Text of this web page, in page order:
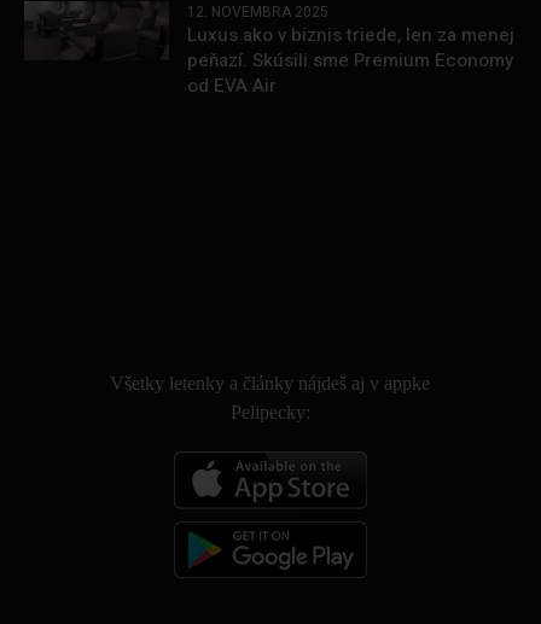
12. NOVEMBRA 2025
Luxus ako v biznis triede, len za menej
peňazí. Skúsili sme Premium Economy
od EVA Air
Všetky letenky a články nájdeš aj v appke
Pelipecky: